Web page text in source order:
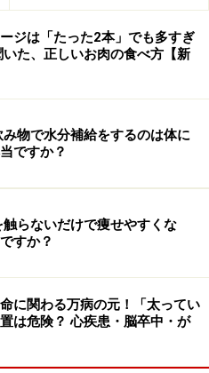
ジは「たった2本」でも多すぎ
た、正しいお肉の食べ方【新
み物で水分補給をするのは体に
ですか？
触らないだけで痩せやすくな
すか？
命に関わる万病の元！「太ってい
は危険？ 心疾患・脳卒中・が